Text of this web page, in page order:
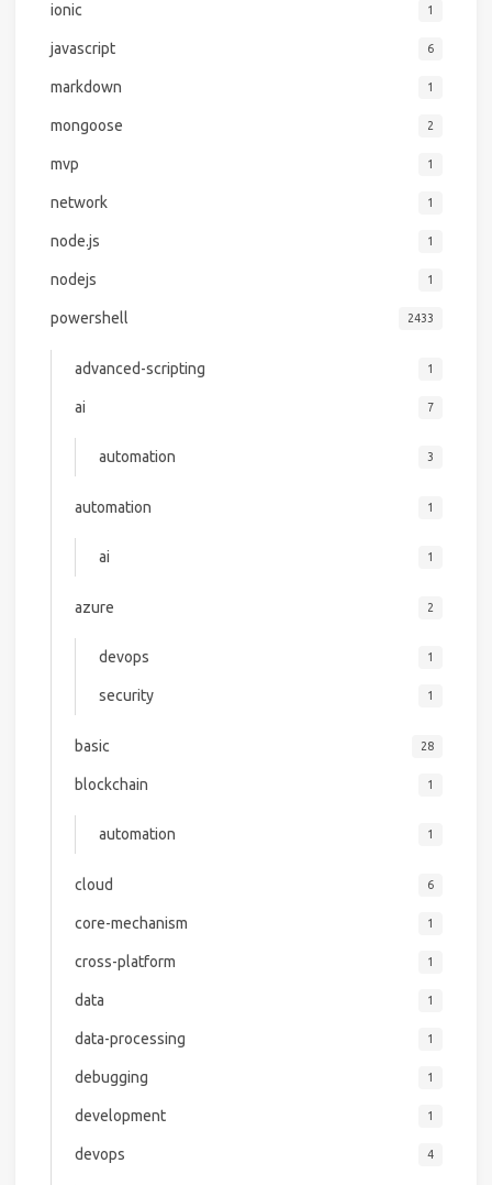
ionic 1
javascript 6
markdown 1
mongoose 2
mvp 1
network 1
node.js 1
nodejs 1
powershell 2433
advanced-scripting 1
ai 7
automation 3
automation 1
ai 1
azure 2
devops 1
security 1
basic 28
blockchain 1
automation 1
cloud 6
core-mechanism 1
cross-platform 1
data 1
data-processing 1
debugging 1
development 1
devops 4